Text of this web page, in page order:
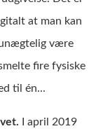
at man kan
unægtelig være
fire fysiske
til én...
I april 2019